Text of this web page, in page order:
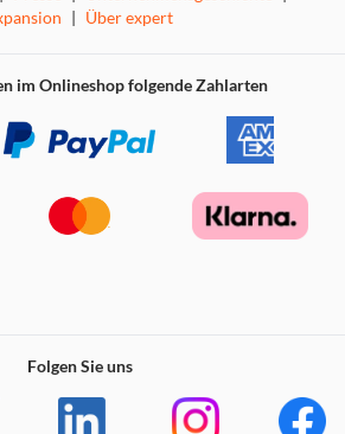
| Über expert
im Onlineshop folgende Zahlarten
Folgen Sie uns